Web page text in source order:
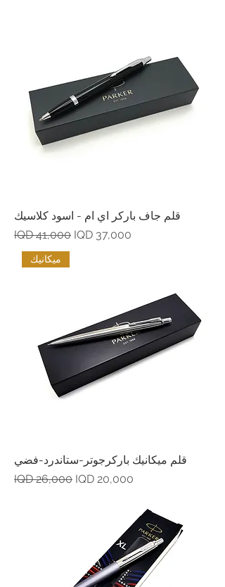
قلم جاف باركر اي ام - اسود كلاسيك
Regular Price
IQD 41,000 Sale Price
IQD 37,000
ميكانيك
قلم ميكانيك باركرجوتر-ستاندرد-فضي
Regular Price
IQD 26,000 Sale Price
IQD 20,000